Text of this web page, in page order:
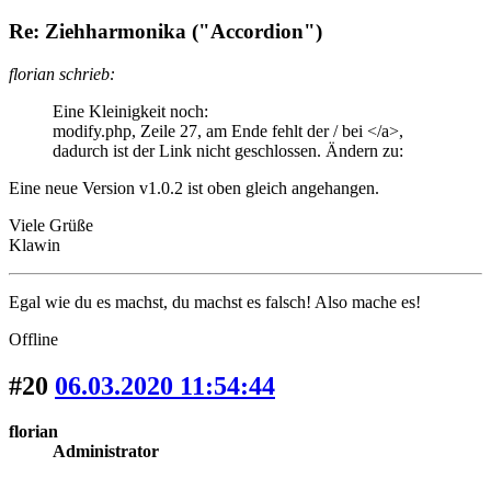
Re: Ziehharmonika ("Accordion")
florian schrieb:
Eine Kleinigkeit noch:
modify.php, Zeile 27, am Ende fehlt der / bei </a>,
dadurch ist der Link nicht geschlossen. Ändern zu:
Eine neue Version v1.0.2 ist oben gleich angehangen.
Viele Grüße
Klawin
Egal wie du es machst, du machst es falsch! Also mache es!
Offline
#20 06.03.2020 11:54:44
florian
Administrator